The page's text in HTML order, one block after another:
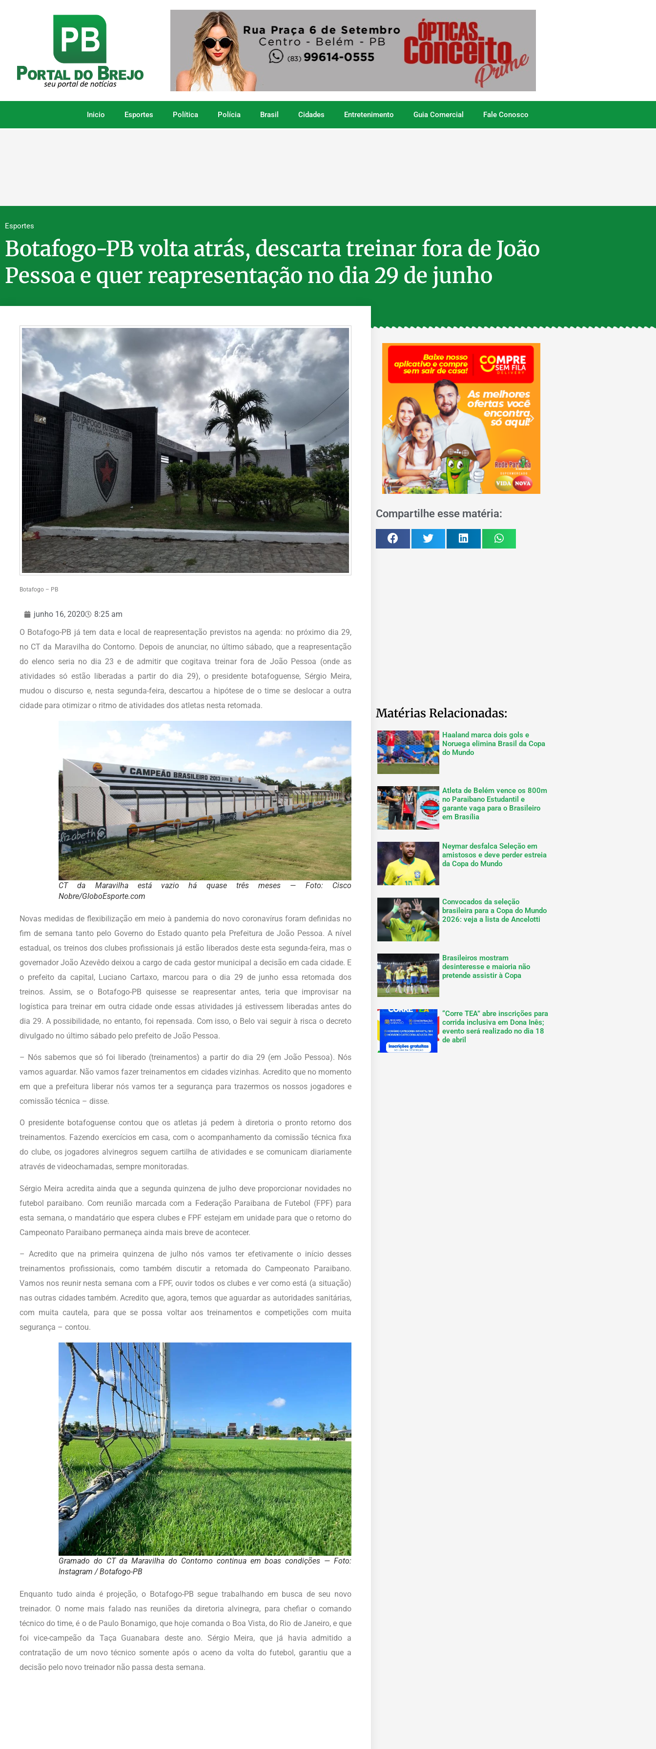
Inicio Esportes Política Polícia Brasil Cidades Entretenimento Guia Comercial Fale Conosco
Esportes
Botafogo-PB volta atrás, descarta treinar fora de João
Pessoa e quer reapresentação no dia 29 de junho
Botafogo – PB
junho 16, 2020
8:25 am
O Botafogo-PB já tem data e local de reapresentação previstos na agenda: no próximo dia 29,
no CT da Maravilha do Contorno. Depois de anunciar, no último sábado, que a reapresentação
do elenco seria no dia 23 e de admitir que cogitava treinar fora de João Pessoa (onde as
atividades só estão liberadas a partir do dia 29), o presidente botafoguense, Sérgio Meira,
mudou o discurso e, nesta segunda-feira, descartou a hipótese de o time se deslocar a outra
cidade para otimizar o ritmo de atividades dos atletas nesta retomada.
CT da Maravilha está vazio há quase três meses — Foto: Cisco
Nobre/GloboEsporte.com
Novas medidas de flexibilização em meio à pandemia do novo coronavírus foram definidas no
fim de semana tanto pelo Governo do Estado quanto pela Prefeitura de João Pessoa. A nível
estadual, os treinos dos clubes profissionais já estão liberados deste esta segunda-feira, mas o
governador João Azevêdo deixou a cargo de cada gestor municipal a decisão em cada cidade. E
o prefeito da capital, Luciano Cartaxo, marcou para o dia 29 de junho essa retomada dos
treinos. Assim, se o Botafogo-PB quisesse se reapresentar antes, teria que improvisar na
logística para treinar em outra cidade onde essas atividades já estivessem liberadas antes do
dia 29. A possibilidade, no entanto, foi repensada. Com isso, o Belo vai seguir à risca o decreto
divulgado no último sábado pelo prefeito de João Pessoa.
– Nós sabemos que só foi liberado (treinamentos) a partir do dia 29 (em João Pessoa). Nós
vamos aguardar. Não vamos fazer treinamentos em cidades vizinhas. Acredito que no momento
em que a prefeitura liberar nós vamos ter a segurança para trazermos os nossos jogadores e
comissão técnica – disse.
O presidente botafoguense contou que os atletas já pedem à diretoria o pronto retorno dos
treinamentos. Fazendo exercícios em casa, com o acompanhamento da comissão técnica fixa
do clube, os jogadores alvinegros seguem cartilha de atividades e se comunicam diariamente
através de videochamadas, sempre monitoradas.
Sérgio Meira acredita ainda que a segunda quinzena de julho deve proporcionar novidades no
futebol paraibano. Com reunião marcada com a Federação Paraibana de Futebol (FPF) para
esta semana, o mandatário que espera clubes e FPF estejam em unidade para que o retorno do
Campeonato Paraibano permaneça ainda mais breve de acontecer.
– Acredito que na primeira quinzena de julho nós vamos ter efetivamente o início desses
treinamentos profissionais, como também discutir a retomada do Campeonato Paraibano.
Vamos nos reunir nesta semana com a FPF, ouvir todos os clubes e ver como está (a situação)
nas outras cidades também. Acredito que, agora, temos que aguardar as autoridades sanitárias,
com muita cautela, para que se possa voltar aos treinamentos e competições com muita
segurança – contou.
Gramado do CT da Maravilha do Contorno continua em boas condições — Foto:
Instagram / Botafogo-PB
Enquanto tudo ainda é projeção, o Botafogo-PB segue trabalhando em busca de seu novo
treinador. O nome mais falado nas reuniões da diretoria alvinegra, para chefiar o comando
técnico do time, é o de Paulo Bonamigo, que hoje comanda o Boa Vista, do Rio de Janeiro, e que
foi vice-campeão da Taça Guanabara deste ano. Sérgio Meira, que já havia admitido a
contratação de um novo técnico somente após o aceno da volta do futebol, garantiu que a
decisão pelo novo treinador não passa desta semana.
Compartilhe esse matéria:
Matérias Relacionadas:
Haaland marca dois gols e
Noruega elimina Brasil da Copa
do Mundo
Atleta de Belém vence os 800m
no Paraibano Estudantil e
garante vaga para o Brasileiro
em Brasília
Neymar desfalca Seleção em
amistosos e deve perder estreia
da Copa do Mundo
Convocados da seleção
brasileira para a Copa do Mundo
2026: veja a lista de Ancelotti
Brasileiros mostram
desinteresse e maioria não
pretende assistir à Copa
“Corre TEA” abre inscrições para
corrida inclusiva em Dona Inês;
evento será realizado no dia 18
de abril